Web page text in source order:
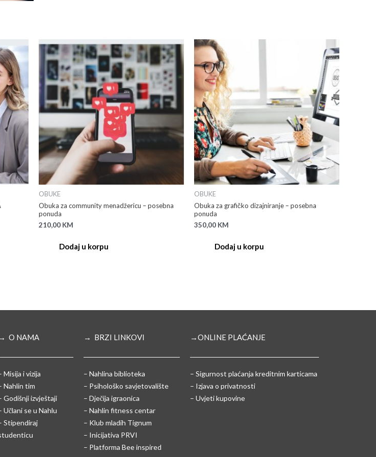
OBUKE
Obuka za community menadžericu – posebna
ponuda
210,00 KM
Dodaj u korpu
OBUKE
Obuka za grafičko dizajniranje – posebna
ponuda
350,00 KM
Dodaj u korpu
→ O NAMA
Misija i vizija
Nahlin tim
Godišnji izvještaji
Učlani se u Nahlu
Stipendiraj
→ BRZI LINKOVI
– Nahlina biblioteka
– Psihološko savjetovalište
– Dječija igraonica
– Nahlin fitness centar
– Klub mladih Tignum
– Inicijativa PRVI
– Platforma Bee inspired
→ONLINE PLAĆANJE
– Sigurnost plaćanja kreditnim karticama
– Izjava o privatnosti
– Uvjeti kupovine